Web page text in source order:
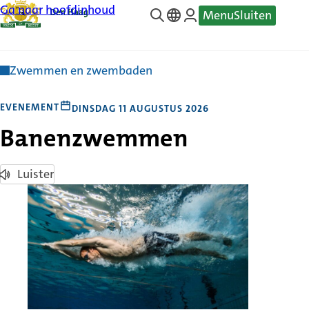
Ga naar hoofdinhoud
—
MenuSluiten
Zwemmen en zwembaden
EVENEMENT DINSDAG 11 AUGUSTUS 2026
Banenzwemmen
Luister